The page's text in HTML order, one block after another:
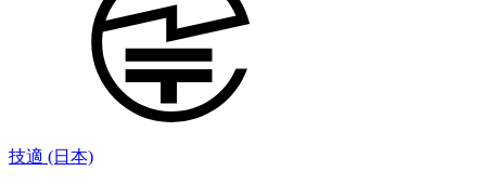
技適 (日本)